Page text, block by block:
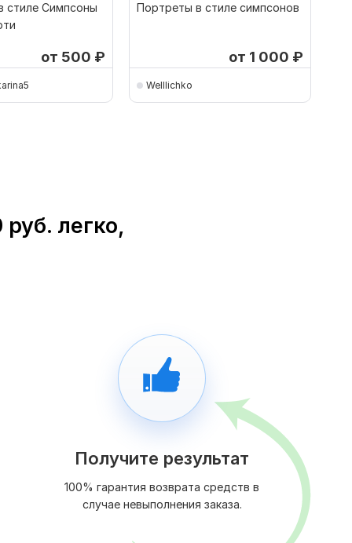
стиле Симпсоны
от 500 ₽
Портреты в стиле симпсонов
от 1 000 ₽
Welllichko
легко,
Получите результат
100% гарантия возврата средств в
случае невыполнения заказа.